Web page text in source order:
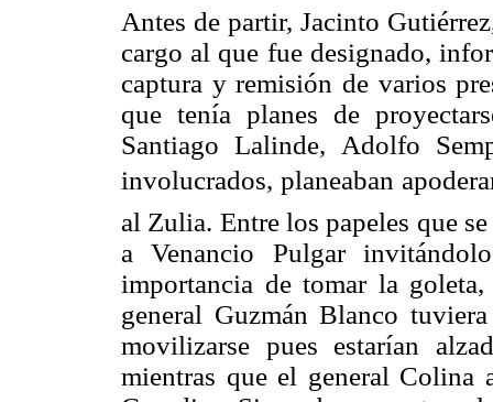
Antes de partir, Jacinto
cargo al que fue designado,
captura y remisión de varios
que tenía planes de
Santiago Lalinde, Adolfo
involucrados, planeaban
al Zulia. Entre los papeles que
a Venancio Pulgar
importancia de tomar la
general Guzmán Blanco
movilizarse pues estarían
mientras que el general Colina